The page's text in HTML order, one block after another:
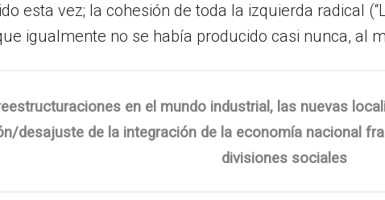
esta vez; la cohesión de toda la izquierda radical
igualmente no se había producido casi nunca, al
en el mundo industrial, las nuevas
desajuste de la integración de la economía nacional
divisiones sociales